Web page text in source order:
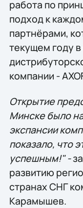
работа по
подход к
партнёрами,
текущем году
компании -
Открытие
Минске было
экспансии
показало, что
успешным!" -
развитию
странах СНГ
Карамышев.